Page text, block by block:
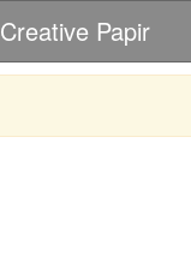
Creative Papir